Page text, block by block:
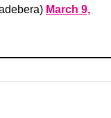
March 9,